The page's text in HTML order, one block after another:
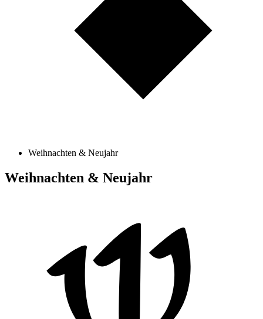
Weihnachten & Neujahr
Weihnachten & Neujahr